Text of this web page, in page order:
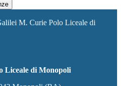
M. Curie Polo Liceale di
Liceale di Monopoli